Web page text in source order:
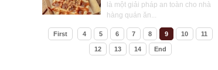
là một giải pháp an toàn cho nhà
hàng quán ăn...
First 4 5 6 7 8 9 10 11
12 13 14 End